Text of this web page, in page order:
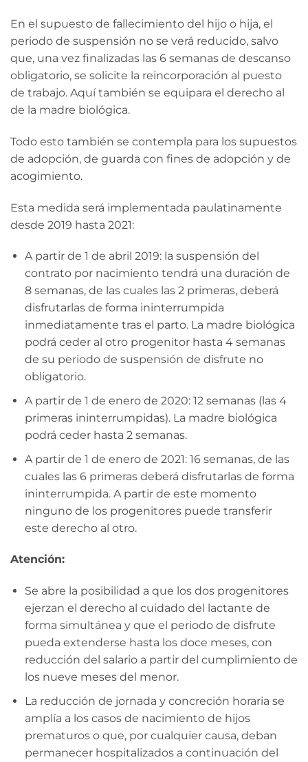
En el supuesto de fallecimiento del hijo o hija, el
periodo de suspensión no se verá reducido, salvo
que, una vez finalizadas las 6 semanas de descanso
obligatorio, se solicite la reincorporación al puesto
de trabajo. Aquí también se equipara el derecho al
de la madre biológica.
Todo esto también se contempla para los supuestos
de adopción, de guarda con fines de adopción y de
acogimiento.
Esta medida será implementada paulatinamente
desde 2019 hasta 2021:
A partir de 1 de abril 2019: la suspensión del
contrato por nacimiento tendrá una duración de
8 semanas, de las cuales las 2 primeras, deberá
disfrutarlas de forma ininterrumpida
inmediatamente tras el parto. La madre biológica
podrá ceder al otro progenitor hasta 4 semanas
de su periodo de suspensión de disfrute no
obligatorio.
A partir de 1 de enero de 2020: 12 semanas (las 4
primeras ininterrumpidas). La madre biológica
podrá ceder hasta 2 semanas.
A partir de 1 de enero de 2021: 16 semanas, de las
cuales las 6 primeras deberá disfrutarlas de forma
ininterrumpida. A partir de este momento
ninguno de los progenitores puede transferir
este derecho al otro.
Atención:
Se abre la posibilidad a que los dos progenitores
ejerzan el derecho al cuidado del lactante de
forma simultánea y que el periodo de disfrute
pueda extenderse hasta los doce meses, con
reducción del salario a partir del cumplimiento de
los nueve meses del menor.
La reducción de jornada y concreción horaria se
amplía a los casos de nacimiento de hijos
prematuros o que, por cualquier causa, deban
permanecer hospitalizados a continuación del